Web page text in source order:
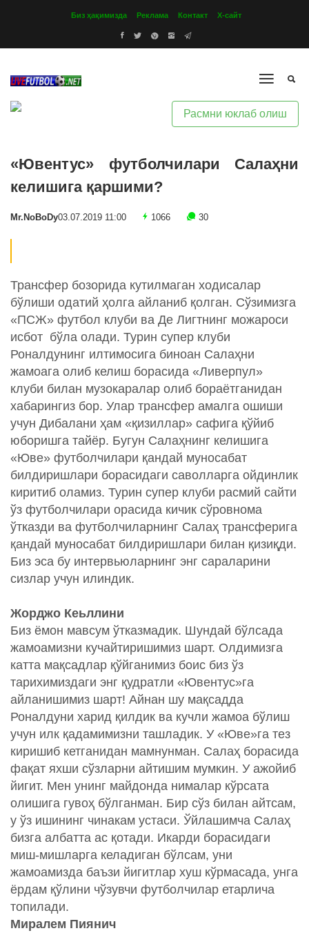
Биз ҳақимизда Реклама Контакт Х-сайт
Расмни юклаб олиш
«Ювентус» футболчилари Салаҳни
келишига қаршими?
Mr.NoBoDy03.07.2019 11:00 1066 30
Трансфер бозорида кутилмаган ходисалар
бўлиши одатий ҳолга айланиб қолган. Сўзимизга
«ПСЖ» футбол клуби ва Де Лигтнинг можароси
исбот бўла олади. Турин супер клуби
Роналдунинг илтимосига биноан Салаҳни
жамоага олиб келиш борасида «Ливерпул»
клуби билан музокаралар олиб бораётганидан
хабарингиз бор. Улар трансфер амалга ошиши
учун Дибалани ҳам «қизиллар» сафига қўйиб
юборишга тайёр. Бугун Салаҳнинг келишига
«Юве» футболчилари қандай муносабат
билдиришлари борасидаги саволларга ойдинлик
киритиб оламиз. Турин супер клуби расмий сайти
ўз футболчилари орасида кичик сўровнома
ўтказди ва футболчиларнинг Салаҳ трансферига
қандай муносабат билдиришлари билан қизиқди.
Биз эса бу интервьюларнинг энг сараларини
сизлар учун илиндик.
Жорджо Кеьллини
Биз ёмон мавсум ўтказмадик. Шундай бўлсада
жамоамизни кучайтиришимиз шарт. Олдимизга
катта мақсадлар қўйганимиз боис биз ўз
тарихимиздаги энг қудратли «Ювентус»га
айланишимиз шарт! Айнан шу мақсадда
Роналдуни харид қилдик ва кучли жамоа бўлиш
учун илк қадамимизни ташладик. У «Юве»га тез
киришиб кетганидан мамнунман. Салаҳ борасида
фақат яхши сўзларни айтишим мумкин. У ажойиб
йигит. Мен унинг майдонда нималар кўрсата
олишига гувоҳ бўлганман. Бир сўз билан айтсам,
у ўз ишининг чинакам устаси. Ўйлашимча Салаҳ
бизга албатта ас қотади. Икарди борасидаги
миш-мишларга келадиган бўлсам, уни
жамоамизда баъзи йигитлар хуш кўрмасада, унга
ёрдам қўлини чўзувчи футболчилар етарлича
топилади.
Миралем Пиянич